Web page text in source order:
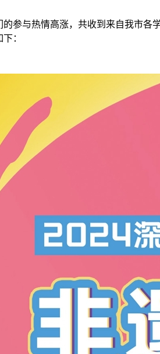
的参与热情高涨，共收到来自我市
：